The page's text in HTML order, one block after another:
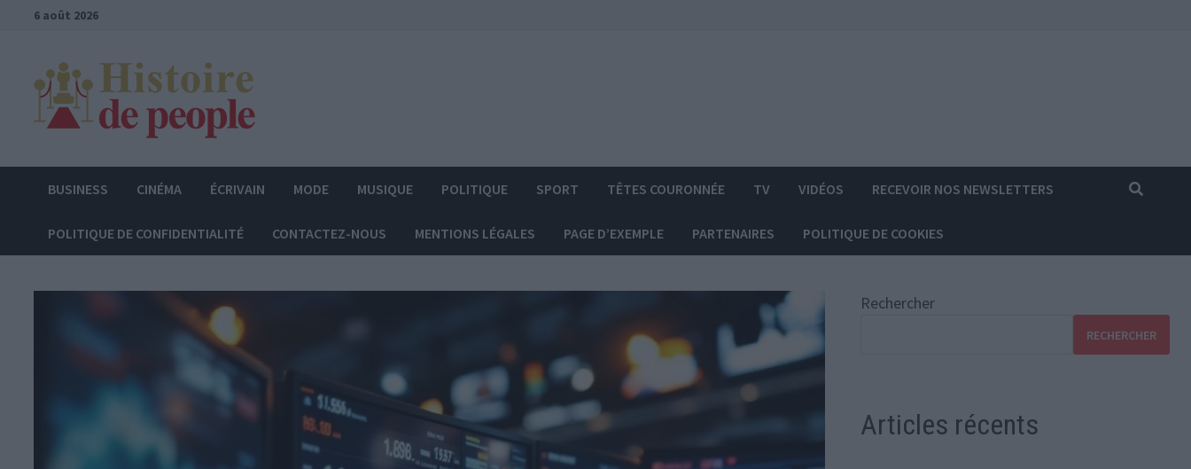
Passer6 août 2026
BUSINESS CINÉMA ÉCRIVAIN MODE MUSIQUE POLITIQUE SPORT TÊTES COURONNÉE TV VIDÉOS RECEVOIR NOS NEWSLETTERS
POLITIQUE DE CONFIDENTIALITÉ CONTACTEZ-NOUS MENTIONS LÉGALES PAGE D’EXEMPLE PARTENAIRES POLITIQUE DE COOKIES
Rechercher
RECHERCHER
Articles récents